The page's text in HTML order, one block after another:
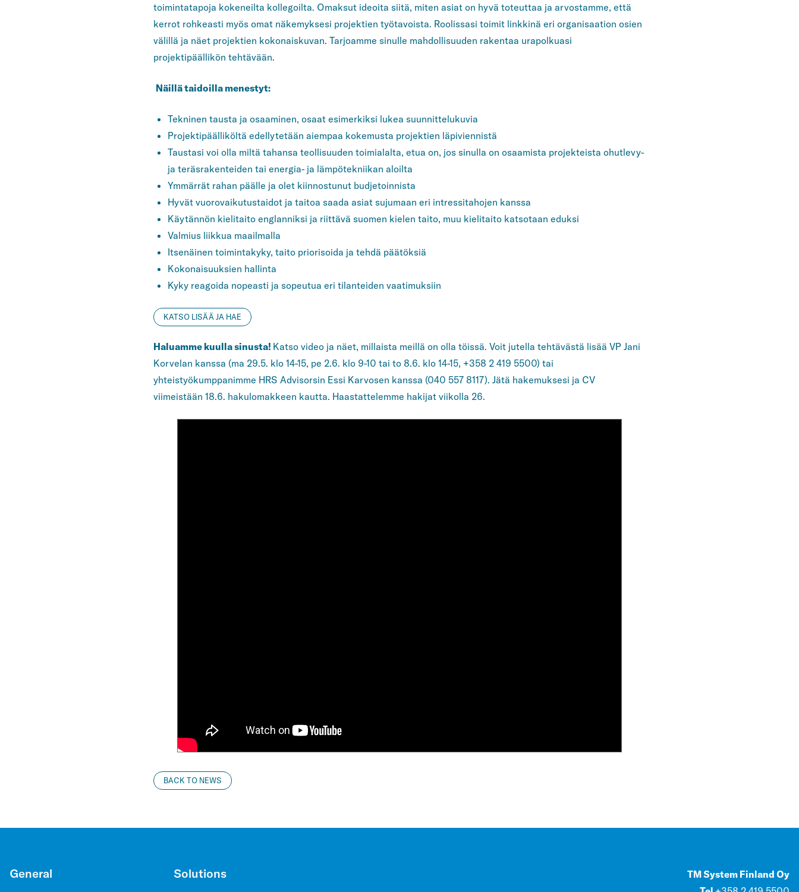
toimintatapoja kokeneilta kollegoilta. Omaksut ideoita siitä, miten asiat on hyvä toteuttaa ja arvostamme, että
kerrot rohkeasti myös omat näkemyksesi projektien työtavoista. Roolissasi toimit linkkinä eri organisaation osien
välillä ja näet projektien kokonaiskuvan. Tarjoamme sinulle mahdollisuuden rakentaa urapolkuasi
projektipäällikön tehtävään.
Näillä taidoilla menestyt:
Tekninen tausta ja osaaminen, osaat esimerkiksi lukea suunnittelukuvia
Projektipäälliköltä edellytetään aiempaa kokemusta projektien läpiviennistä
Taustasi voi olla miltä tahansa teollisuuden toimialalta, etua on, jos sinulla on osaamista projekteista ohutlevy-
ja teräsrakenteiden tai energia- ja lämpötekniikan aloilta
Ymmärrät rahan päälle ja olet kiinnostunut budjetoinnista
Hyvät vuorovaikutustaidot ja taitoa saada asiat sujumaan eri intressitahojen kanssa
Käytännön kielitaito englanniksi ja riittävä suomen kielen taito, muu kielitaito katsotaan eduksi
Valmius liikkua maailmalla
Itsenäinen toimintakyky, taito priorisoida ja tehdä päätöksiä
Kokonaisuuksien hallinta
Kyky reagoida nopeasti ja sopeutua eri tilanteiden vaatimuksiin
KATSO LISÄÄ JA HAE
Haluamme kuulla sinusta! Katso video ja näet, millaista meillä on olla töissä. Voit jutella tehtävästä lisää VP Jani
Korvelan kanssa (ma 29.5. klo 14-15, pe 2.6. klo 9-10 tai to 8.6. klo 14-15, +358 2 419 5500) tai
yhteistyökumppanimme HRS Advisorsin Essi Karvosen kanssa (040 557 8117). Jätä hakemuksesi ja CV
viimeistään 18.6. hakulomakkeen kautta. Haastattelemme hakijat viikolla 26.
BACK TO NEWS
General Solutions
TM System Finland Oy